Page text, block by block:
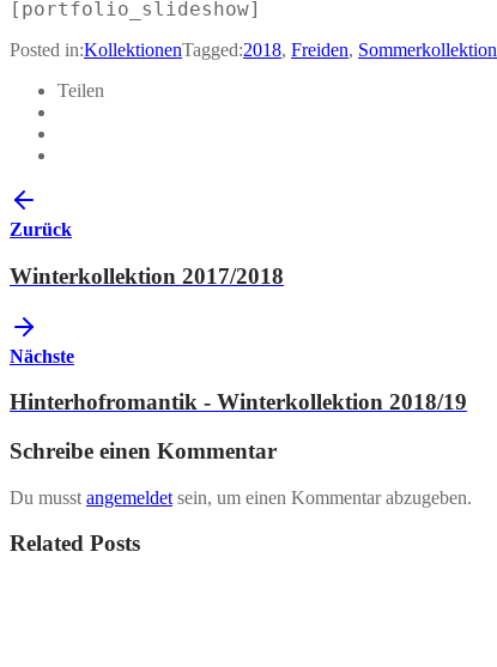
[portfolio_slideshow]
Posted in:KollektionenTagged:2018, Freiden, Sommerkollektion
Teilen
Zurück
Winterkollektion 2017/2018
Nächste
Hinterhofromantik - Winterkollektion 2018/19
Schreibe einen Kommentar
Du musst angemeldet sein, um einen Kommentar abzugeben.
Related Posts